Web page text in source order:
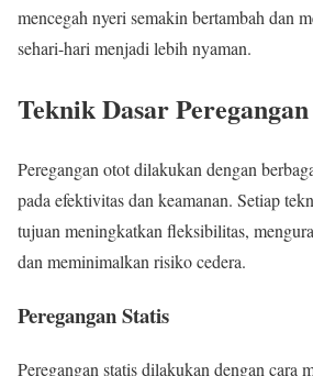
mencegah nyeri semakin bertambah dan
sehari-hari menjadi lebih nyaman.
Teknik Dasar
Peregangan otot dilakukan dengan
pada efektivitas dan keamanan. Setiap
tujuan meningkatkan fleksibilitas,
dan meminimalkan risiko cedera.
Peregangan Statis
Peregangan statis dilakukan dengan cara